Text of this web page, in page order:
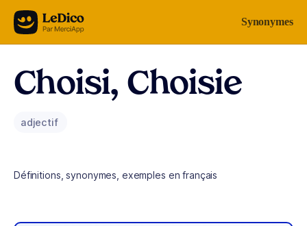
Aller au contenu Synonymes
Choisi, Choisie
adjectif
Définitions, synonymes, exemples en français